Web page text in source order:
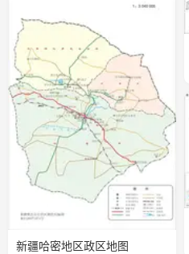
新疆哈密地区政区地图